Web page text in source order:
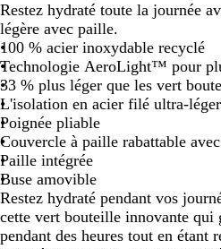
a
n
c
g
i
v
r
é
s
e
c
l
a
i
r
Restez hydraté toute la journée
légère avec paille.
100 % acier inoxydable recyclé
Technologie AeroLight™ pour
33 % plus léger que les vert
L'isolation en acier filé ultra-
Poignée pliable
Couvercle à paille rabattable
Paille intégrée
Buse amovible
Restez hydraté pendant vos
cette vert bouteille innovante qui
pendant des heures tout en étant